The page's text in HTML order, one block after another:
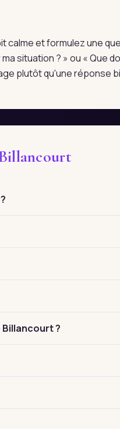
et formulez une
situation ? » ou « Que
plutôt qu'une réponse
?